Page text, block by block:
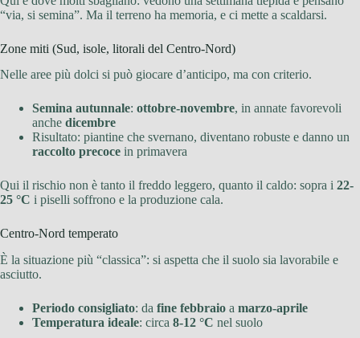
“via, si semina”. Ma il terreno ha memoria, e ci mette a scaldarsi.
Zone miti (Sud, isole, litorali del Centro-Nord)
Nelle aree più dolci si può giocare d’anticipo, ma con criterio.
Semina autunnale: ottobre-novembre, in annate favorevoli
anche dicembre
Risultato: piantine che svernano, diventano robuste e danno un
raccolto precoce in primavera
Qui il rischio non è tanto il freddo leggero, quanto il caldo: sopra i 22-
25 °C i piselli soffrono e la produzione cala.
Centro-Nord temperato
È la situazione più “classica”: si aspetta che il suolo sia lavorabile e
asciutto.
Periodo consigliato: da fine febbraio a marzo-aprile
Temperatura ideale: circa 8-12 °C nel suolo